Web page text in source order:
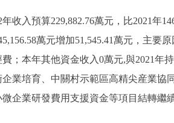
入預算229,882.76萬元，比2021年
萬元增加51,545.41萬元，主
；本年其他資金收入0萬元,與2021年
企業培育、中關村示範區高精尖産業協
微企業研發費用支援資金等項目結轉繼